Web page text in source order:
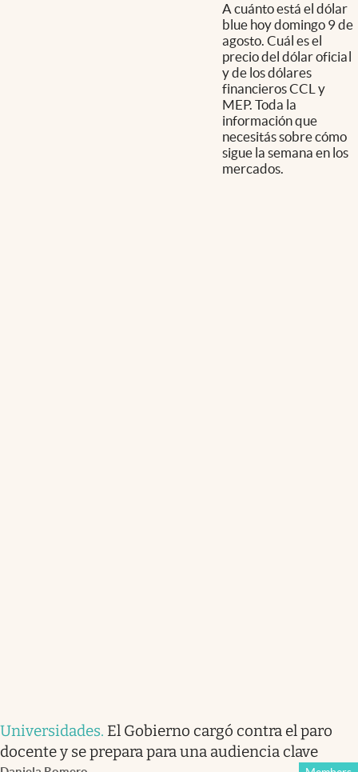
A cuánto está el dólar
blue hoy domingo 9 de
agosto. Cuál es el
precio del dólar oficial
y de los dólares
financieros CCL y
MEP. Toda la
información que
necesitás sobre cómo
sigue la semana en los
mercados.
Universidades. El Gobierno cargó contra el paro
docente y se prepara para una audiencia clave